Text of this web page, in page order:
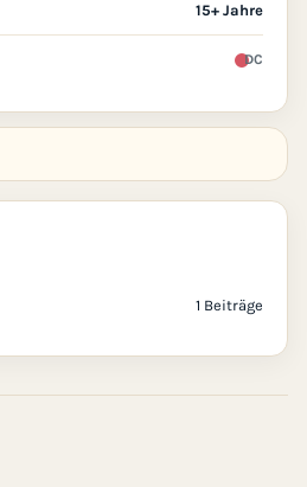
15+ Jahre
DC
1 Beiträge